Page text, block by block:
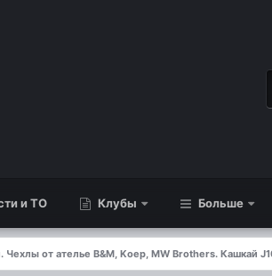
и ТО Клубы Больше
от ателье B&M, Koep, MW Brothers. Кашкай